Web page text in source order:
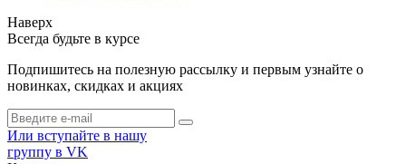
Наверх
Всегда будьте в курсе
Подпишитесь на полезную рассылку и первым узнайте о
новинках, скидках и акциях
Или вступайте в нашу
группу в VK